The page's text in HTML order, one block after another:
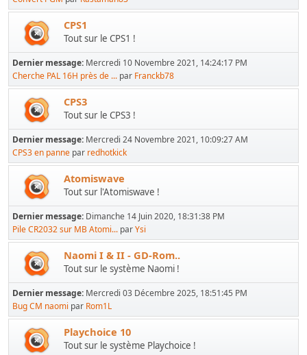
CPS1
Tout sur le CPS1 !
Dernier message: Mercredi 10 Novembre 2021, 14:24:17 PM
Cherche PAL 16H près de ... par Franckb78
CPS3
Tout sur le CPS3 !
Dernier message: Mercredi 24 Novembre 2021, 10:09:27 AM
CPS3 en panne par redhotkick
Atomiswave
Tout sur l'Atomiswave !
Dernier message: Dimanche 14 Juin 2020, 18:31:38 PM
Pile CR2032 sur MB Atomi... parYsi
Naomi I & II - GD-Rom..
Tout sur le système Naomi !
Dernier message: Mercredi 03 Décembre 2025, 18:51:45 PM
Bug CM naomi par Rom1L
Playchoice 10
Tout sur le système Playchoice !